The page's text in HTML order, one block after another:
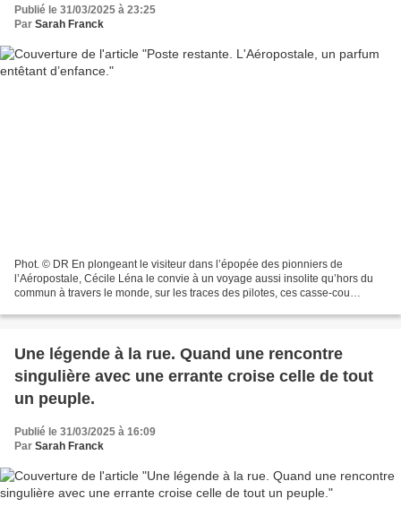
Publié le 31/03/2025 à 23:25
Par Sarah Franck
Phot. © DR En plongeant le visiteur dans l’épopée des pionniers de
l’Aéropostale, Cécile Léna le convie à un voyage aussi insolite qu’hors du
commun à travers le monde, sur les traces des pilotes, ces casse-cou
Une légende à la rue. Quand une rencontre
singulière avec une errante croise celle de tout
un peuple.
Publié le 31/03/2025 à 16:09
Par Sarah Franck